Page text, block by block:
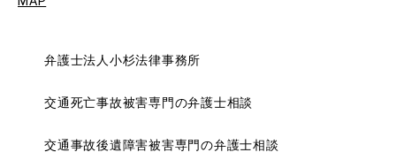
弁護士法人小杉法律事務所
交通死亡事故被害専門の弁護士相談
交通事故後遺障害被害専門の弁護士相談